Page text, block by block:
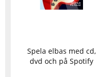
Spela elbas med cd,
dvd och på Spotify